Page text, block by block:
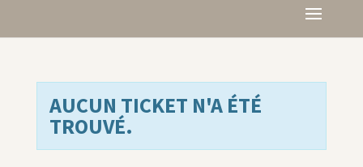
AUCUN TICKET N'A ÉTÉ
TROUVÉ.